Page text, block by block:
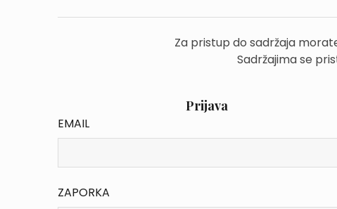
Za pristup do sadržaja
Sadržajima se
Prijava
EMAIL
ZAPORKA